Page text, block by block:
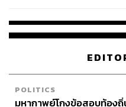
POLITICS
มหากาพย์โกงข้อสอบท้อง